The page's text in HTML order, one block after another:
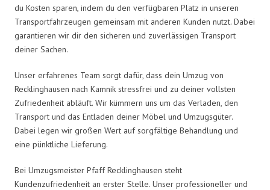
du Kosten sparen, indem du den verfügbaren Platz in unseren
Transportfahrzeugen gemeinsam mit anderen Kunden nutzt. Dabei
garantieren wir dir den sicheren und zuverlässigen Transport
deiner Sachen.
Unser erfahrenes Team sorgt dafür, dass dein Umzug von
Recklinghausen nach Kamnik stressfrei und zu deiner vollsten
Zufriedenheit abläuft. Wir kümmern uns um das Verladen, den
Transport und das Entladen deiner Möbel und Umzugsgüter.
Dabei legen wir großen Wert auf sorgfältige Behandlung und
eine pünktliche Lieferung.
Bei Umzugsmeister Pfaff Recklinghausen steht
Kundenzufriedenheit an erster Stelle. Unser professioneller und